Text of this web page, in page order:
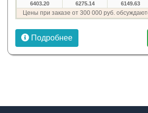
6403.20
6275.14 6149.63
Цены при заказе от 300 000 руб.
Подробнее